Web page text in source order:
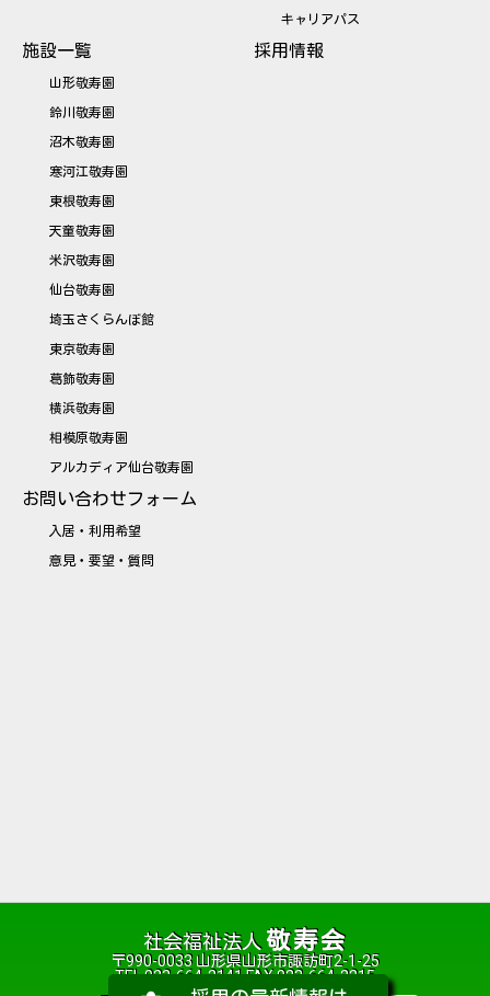
キャリアパス
施設一覧
山形敬寿園
鈴川敬寿園
沼木敬寿園
寒河江敬寿園
東根敬寿園
天童敬寿園
米沢敬寿園
仙台敬寿園
埼玉さくらんぼ館
東京敬寿園
葛飾敬寿園
横浜敬寿園
相模原敬寿園
アルカディア仙台敬寿園
採用情報
お問い合わせフォーム
入居・利用希望
意見・要望・質問
社会福祉法人敬寿会
〒990-0033 山形県山形市諏訪町2-1-25
TEL 023-664-2141 FAX 023-664-2215